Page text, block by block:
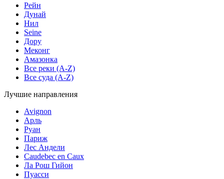
Рейн
Дунай
Нил
Seine
Дору
Меконг
Амазонка
Все реки (A-Z)
Все суда (A-Z)
Лучшие направления
Avignon
Арль
Руан
Париж
Лес Андели
Caudebec en Caux
Ла Рош Гийон
Пуасси